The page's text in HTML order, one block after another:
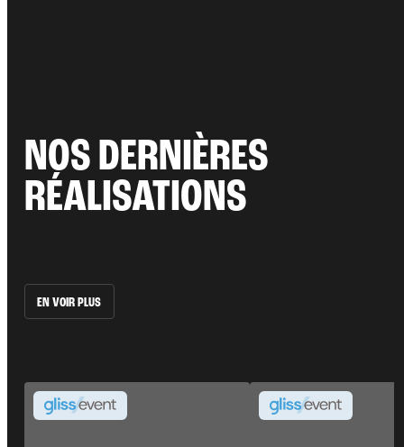
NOS DERNIÈRES
RÉALISATIONS
EN VOIR PLUS